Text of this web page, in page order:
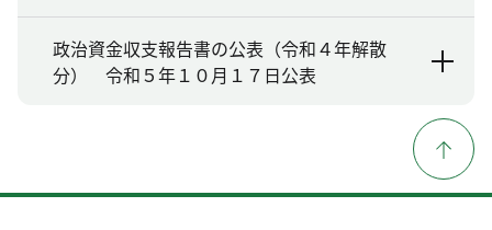
政治資金収支報告書の公表（令和４年解散
分） 令和５年１０月１７日公表